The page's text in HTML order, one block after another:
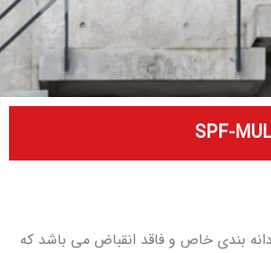
بندی خاص و فاقد انقباض می باشد که